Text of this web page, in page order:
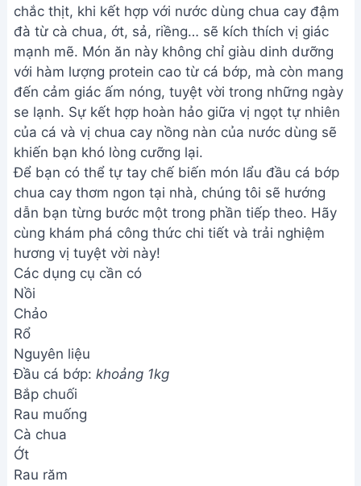
chắc thịt, khi kết hợp với nước dùng chua cay đậm
đà từ cà chua, ớt, sả, riềng… sẽ kích thích vị giác
mạnh mẽ. Món ăn này không chỉ giàu dinh dưỡng
với hàm lượng protein cao từ cá bớp, mà còn mang
đến cảm giác ấm nóng, tuyệt vời trong những ngày
se lạnh. Sự kết hợp hoàn hảo giữa vị ngọt tự nhiên
của cá và vị chua cay nồng nàn của nước dùng sẽ
khiến bạn khó lòng cưỡng lại.
Để bạn có thể tự tay chế biến món lẩu đầu cá bớp
chua cay thơm ngon tại nhà, chúng tôi sẽ hướng
dẫn bạn từng bước một trong phần tiếp theo. Hãy
cùng khám phá công thức chi tiết và trải nghiệm
hương vị tuyệt vời này!
Các dụng cụ cần có
Nồi
Chảo
Rổ
Nguyên liệu
Đầu cá bớp: khoảng 1kg
Bắp chuối
Rau muống
Cà chua
Ớt
Rau răm